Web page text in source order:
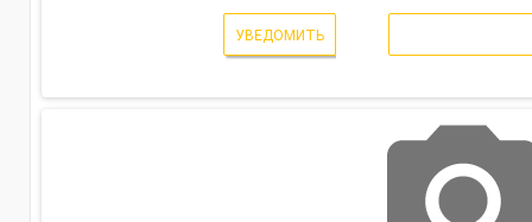
УВЕДОМИТЬ